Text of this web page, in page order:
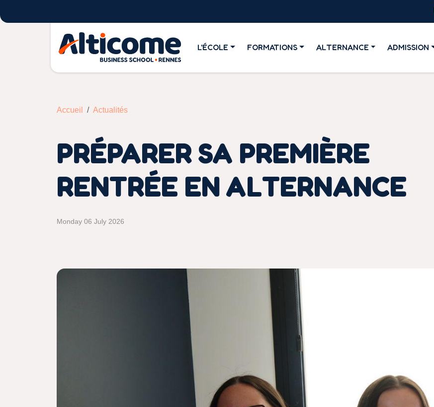
L'ÉCOLE FORMATIONS ALTERNANCE ADMISSION
Accueil Actualités
PRÉPARER SA PREMIÈRE
RENTRÉE EN ALTERNANCE
Monday 06 July 2026